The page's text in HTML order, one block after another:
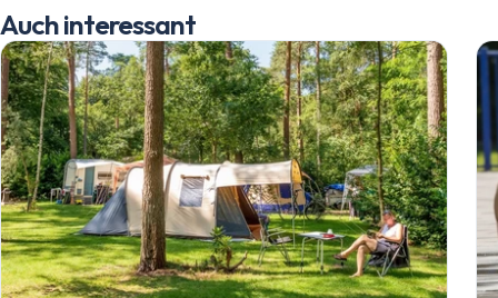
Mobilheime
Chalets
Anlässe
Einkauf
informelles
Service
Über
Unsere
Stellplätze
Individuelle
Häufig
Kontakt
Auch interessant